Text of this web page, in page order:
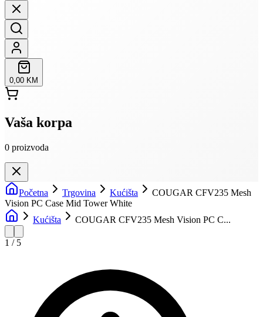
0,00 KM
Vaša korpa
0 proizvoda
Početna Trgovina Kućišta
COUGAR CFV235 Mesh
Vision PC Case Mid Tower White
Kućišta
COUGAR CFV235 Mesh Vision PC C...
1 / 5